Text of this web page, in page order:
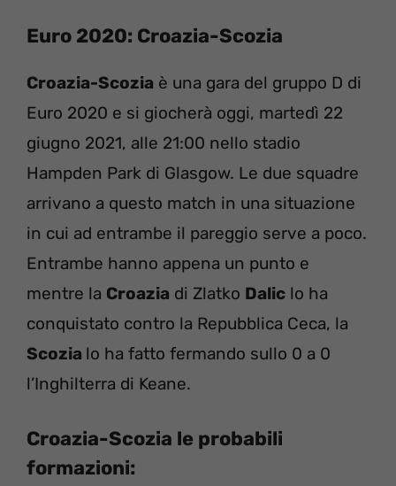
Euro 2020: Croazia-Scozia
Croazia-Scozia è una gara del gruppo D di
Euro 2020 e si giocherà oggi, martedì 22
giugno 2021, alle 21:00 nello stadio
Hampden Park di Glasgow. Le due squadre
arrivano a questo match in una situazione
in cui ad entrambe il pareggio serve a poco.
Entrambe hanno appena un punto e
mentre la Croazia di Zlatko Dalic lo ha
conquistato contro la Repubblica Ceca, la
Scozia lo ha fatto fermando sullo 0 a 0
l’Inghilterra di Keane.
Croazia-Scozia le probabili
formazioni: